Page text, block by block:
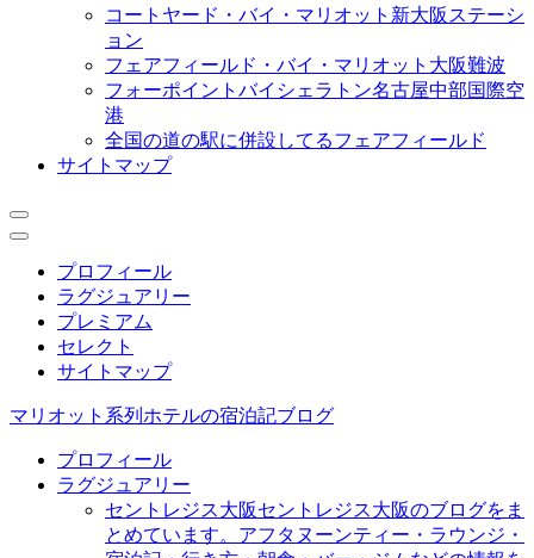
コートヤード・バイ・マリオット新大阪ステーシ
ョン
フェアフィールド・バイ・マリオット大阪難波
フォーポイントバイシェラトン名古屋中部国際空
港
全国の道の駅に併設してるフェアフィールド
サイトマップ
プロフィール
ラグジュアリー
プレミアム
セレクト
サイトマップ
マリオット系列ホテルの宿泊記ブログ
プロフィール
ラグジュアリー
セントレジス大阪セントレジス大阪のブログをま
とめています。アフタヌーンティー・ラウンジ・